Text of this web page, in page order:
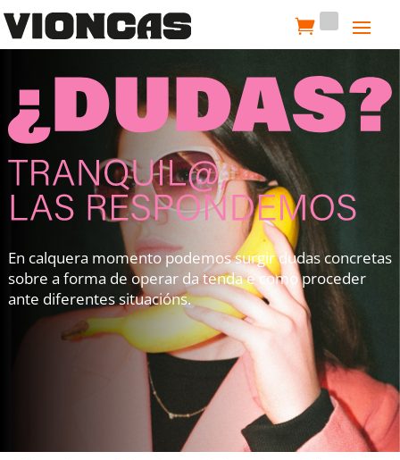
En calquera momento podemos surgir dudas concretas
sobre a forma de operar da tenda e como proceder
ante diferentes situacións.